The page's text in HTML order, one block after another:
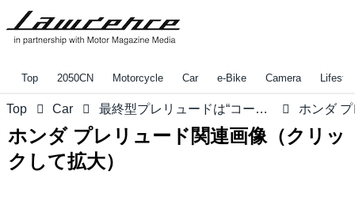
Top 2050CN Motorcycle Car e-Bike Camera
Top Car 最終型プレリュードは“コーナリング最高マシン”だった！【みんなの知らないホンダvol.16】
ホンダ プレリュード関連画像（クリッ
クして拡大）